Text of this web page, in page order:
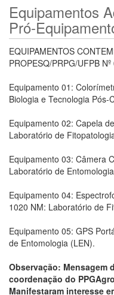
Equipamentos
Pró-
EQUIPAMENTOS
PROPESQ/PRPG/UFPB
Equipamento 01:
Biologia e Tecnologia Pós-
Equipamento 02: Capela
Laboratório de
Equipamento 03: Câmera
Laboratório de
Equipamento 04:
1020 NM: Laboratório de
Equipamento 05: GPS
de Entomologia (LEN).
Observação: Mensagem
coordenação do
Manifestaram interesse